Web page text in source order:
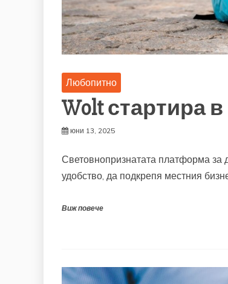
Любопитно
Wolt стартира
юни 13, 2025
Световнопризнатата платформа за
удобство, да подкрепя местния
Виж повече